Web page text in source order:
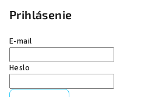
Prihlásenie
E-mail
Heslo